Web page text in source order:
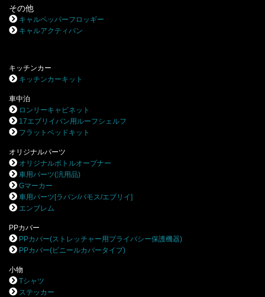
その他
キャルペッパーフロッギー
キャルアクティバン
キッチンカー
キッチンカーキット
車中泊
ロンリーキャビネット
17エブリイバン用ルーフシェルフ
フラットベッドキット
オリジナルパーツ
オリジナルボトルオープナー
車用パーツ(汎用品)
Gマーカー
車用パーツ[ラパン/バモス/エブリイ]
エンブレム
PPカバー
PPカバー(ストレッチャー用プライバシー保護機器)
PPカバー(ビニールカバータイプ)
小物
Tシャツ
ステッカー